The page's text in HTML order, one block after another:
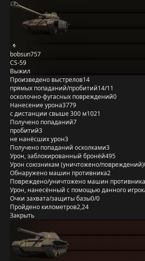
bobsun757
CS-59
Выжил
Произведено выстрелов14
прямых попаданий/пробитий14/11
осколочно-фугасных повреждений0
Нанесение урона3779
с дистанции свыше 300 м1021
Получено попаданий7
пробитий3
не нанёсших урон3
Получено попаданий осколками3
Урон, заблокированный бронёй495
Урон союзникам (уничтожено/повреждений)
Обнаружено машин противника2
Повреждено/уничтожено машин противника
Урон, нанесённый с помощью данного
Очки захвата/защиты базы0/0
Пройдено километров2,24
Закрыть